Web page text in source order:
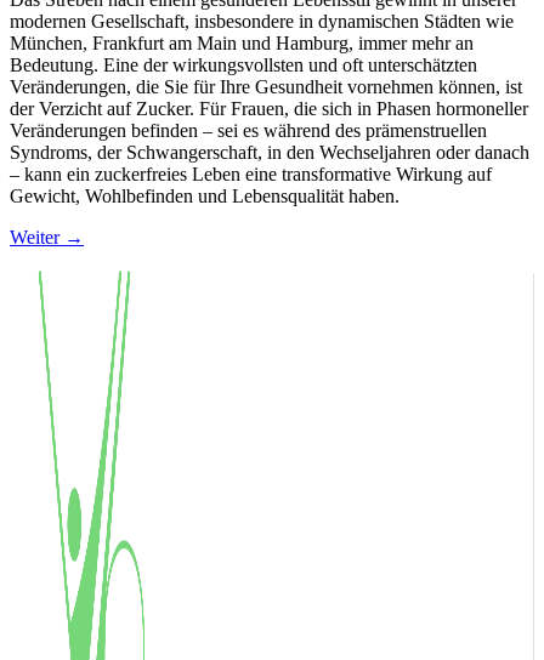
modernen Gesellschaft, insbesondere in dynamischen Städten wie
München, Frankfurt am Main und Hamburg, immer mehr an
Bedeutung. Eine der wirkungsvollsten und oft unterschätzten
Veränderungen, die Sie für Ihre Gesundheit vornehmen können, ist
der Verzicht auf Zucker. Für Frauen, die sich in Phasen hormoneller
Veränderungen befinden – sei es während des prämenstruellen
Syndroms, der Schwangerschaft, in den Wechseljahren oder danach
– kann ein zuckerfreies Leben eine transformative Wirkung auf
Gewicht, Wohlbefinden und Lebensqualität haben.
Weiter →